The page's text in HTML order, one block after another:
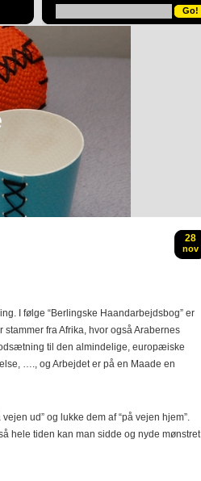
28
nov
I følge “Berlingske Haandarbejdsbog” er
fra Afrika, hvor også Arabernes
til den almindelige, europæiske
…., og Arbejdet er på en Maade en
ud” og lukke dem af “på vejen hjem”.
hele tiden kan man sidde og nyde mønstret